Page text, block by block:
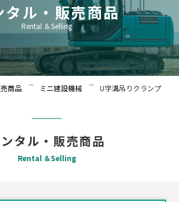
タル・販売商品
Rental ＆Selling
商品 ミニ建設機械
U字溝吊りクランプ
ンタル・販売商品
Rental ＆Selling